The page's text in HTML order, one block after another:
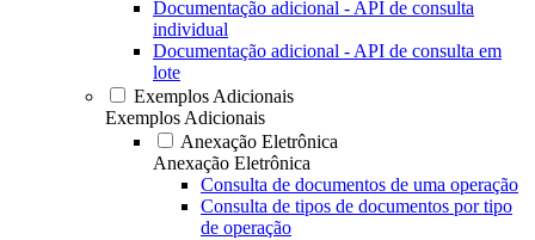
Documentação adicional - API de consulta
individual
Documentação adicional - API de consulta em
lote
Exemplos Adicionais
Exemplos Adicionais
Anexação Eletrônica
Anexação Eletrônica
Consulta de documentos de uma operação
Consulta de tipos de documentos por tipo
de operação